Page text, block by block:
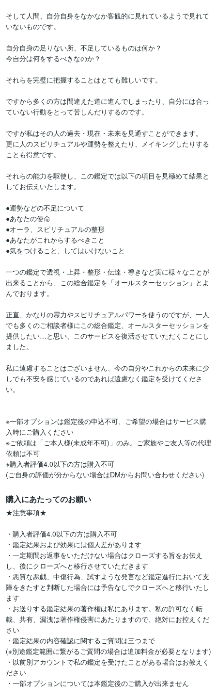
そして人間、自分自身をなかなか客観的に見れているようで見れて
いないものです。
自分自身の足りない所、不足しているものは何か？
今自分は何をするべきなのか？
それらを完璧に把握することはとても難しいです。
ですから多くの方は間違えた道に進んでしまったり、自分には合っ
ていない行動をとって苦しんだりするのです。
ですが私はその人の過去・現在・未来を見通すことができます。
更に人のスピリチュアルや運勢を整えたり、メイキングしたりする
ことも得意です。
それらの能力を駆使し、この鑑定では以下の項目を見極めて結果と
してお伝えいたします。
●運勢などの不足について
●あなたの使命
●オーラ、スピリチュアルの整形
●あなたがこれからするべきこと
●気をつけること、してはいけないこと
一つの鑑定で透視・上昇・整形・伝達・導きなど実に様々なことが
出来ることから、この総合鑑定を「オールスターセッション」とよ
んでおります。
正直、かなりの霊力やスピリチュアルパワーを使うのですが、一人
でも多くのご相談者様にこの総合鑑定、オールスターセッションを
提供したい…と思い、このサービスを復活させていただくことにし
ました。
私に遠慮することはございません、今の自分やこれからの未来に少
しでも不安を感じているのであれば遠慮なく鑑定を受けてくださ
い。
※一部オプションは鑑定後の申込不可、ご希望の場合はサービス購
入時にご購入ください
※ご依頼は「ご本人様(未成年不可)」のみ。ご家族やご友人等の代理
依頼は不可
※購入者評価4.0以下の方は購入不可
(ご自身の評価が分からない場合はDMからお問い合わせください)
購入にあたってのお願い
★注意事項★
・購入者評価4.0以下の方は購入不可
・鑑定結果および効果には個人差があります
・一定期間お返事をいただけない場合はクローズする旨をお伝え
し、後にクローズへと移行させていただきます
・悪質な悪戯、中傷行為、試すような発言など鑑定進行において支
障をきたすと判断した場合には予告なしでクローズへと移行いたし
ます
・お送りする鑑定結果の著作権は私にあります。私の許可なく転
載、共有、漏洩は著作権侵害にあたりますので、絶対にお控えくだ
さい
・鑑定結果の内容確認に関するご質問は三つまで
(※別途鑑定範囲に繋がるご質問の場合は追加料金が必要となります)
・以前別アカウントで私の鑑定を受けたことがある場合はお教えく
ださい
・一部オプションについては本鑑定後のご購入が出来ません